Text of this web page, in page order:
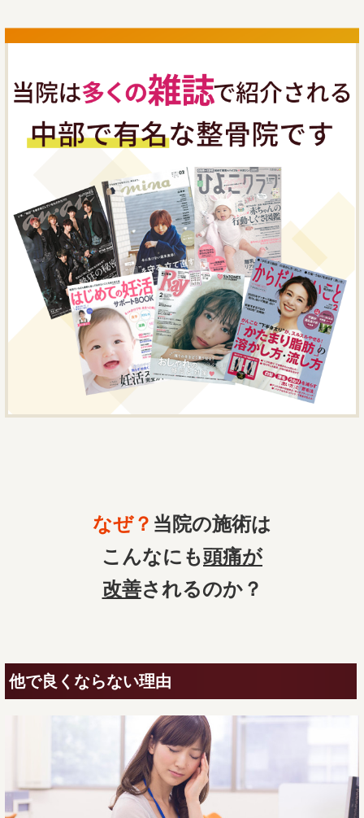
なぜ？ 当院の施術は
こんなにも頭痛が
改善されるのか？
他で良くならない理由